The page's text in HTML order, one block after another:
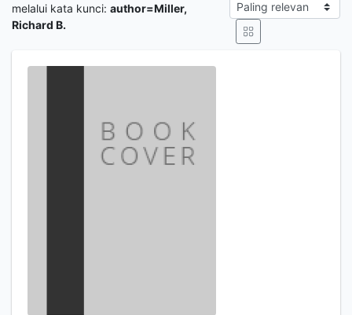
melalui kata kunci: author=Miller,
Richard B.